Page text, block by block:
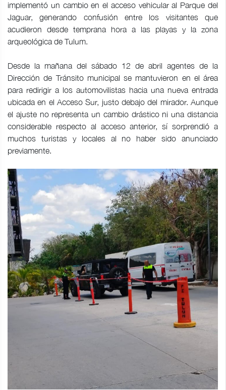
implementó un cambio en el acceso vehicular al Parque del
Jaguar, generando confusión entre los visitantes que
acudieron desde temprana hora a las playas y la zona
arqueológica de Tulum.
Desde la mañana del sábado 12 de abril agentes de la
Dirección de Tránsito municipal se mantuvieron en el área
para redirigir a los automovilistas hacia una nueva entrada
ubicada en el Acceso Sur, justo debajo del mirador. Aunque
el ajuste no representa un cambio drástico ni una distancia
considerable respecto al acceso anterior, sí sorprendió a
muchos turistas y locales al no haber sido anunciado
previamente.